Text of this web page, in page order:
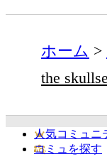
ホーム
the
人気コミュニ
コミュを探す